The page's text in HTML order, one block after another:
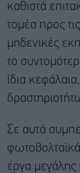
καθιστά
τομέα προς
μηδενικές
το
ίδια
Σε αυτά
έργα